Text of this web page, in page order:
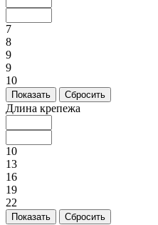
7
8
9
9
10
Показать Сбросить
Длина крепежа
10
13
16
19
22
Показать Сбросить